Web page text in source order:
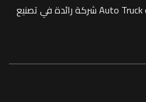
منذ عام 1995 ، أصبحت شركة Auto Truck شركة رائدة في تصنيع